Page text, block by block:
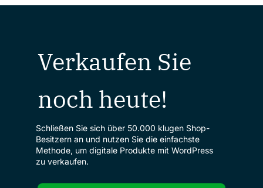
Verkaufen Sie
noch heute!
Schließen Sie sich über 50.000 klugen Shop-
Besitzern an und nutzen Sie die einfachste
Methode, um digitale Produkte mit WordPress
zu verkaufen.